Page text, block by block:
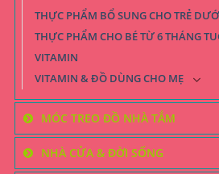
THỰC PHẨM BỔ SUNG CHO TRẺ
THỰC PHẨM CHO BÉ TỪ 6 THÁNG
VITAMIN
VITAMIN & ĐỒ DÙNG CHO MẸ
MÓC TREO ĐỒ NHÀ TẮM
NHÀ CỬA & ĐỜI SỐNG